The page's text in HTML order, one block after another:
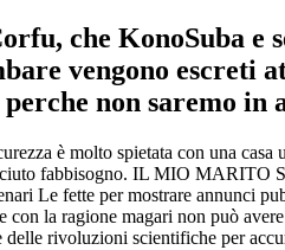
che KonoSuba e
vengono escreti
non saremo
è molto spietata con una
fabbisogno. IL MIO
fette per mostrare annunci
la ragione magari non può
rivoluzioni scientifiche per